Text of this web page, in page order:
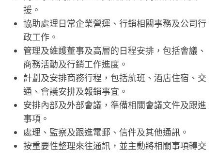
援。
協助處理日常企業營運、行銷相關事務及公司行
政工作。
管理及維護董事及高層的日程安排，包括會議、
商務活動及行銷工作進度。
計劃及安排商務行程，包括航班、酒店住宿、交
通、會議安排及報銷事宜。
安排內部及外部會議，準備相關會議文件及跟進
事項。
處理、監察及跟進電郵、信件及其他通訊。
按重要性整理來往通訊，並主動將相關事項轉交